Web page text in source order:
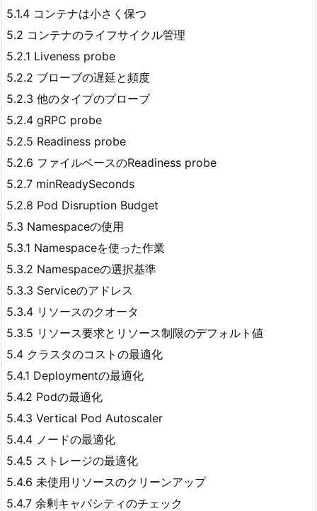
5.1.4 コンテナは小さく保つ
5.2 コンテナのライフサイクル管理
5.2.1 Liveness probe
5.2.2 ブローブの遅延と頻度
5.2.3 他のタイプのプローブ
5.2.4 gRPC probe
5.2.5 Readiness probe
5.2.6 ファイルベースのReadiness probe
5.2.7 minReadySeconds
5.2.8 Pod Disruption Budget
5.3 Namespaceの使用
5.3.1 Namespaceを使った作業
5.3.2 Namespaceの選択基準
5.3.3 Serviceのアドレス
5.3.4 リソースのクオータ
5.3.5 リソース要求とリソース制限のデフォルト値
5.4 クラスタのコストの最適化
5.4.1 Deploymentの最適化
5.4.2 Podの最適化
5.4.3 Vertical Pod Autoscaler
5.4.4 ノードの最適化
5.4.5 ストレージの最適化
5.4.6 未使用リソースのクリーンアップ
5.4.7 余剰キャパシティのチェック